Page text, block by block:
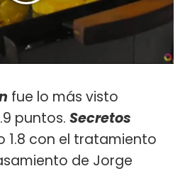
fue lo más visto
puntos. Secretos
1.8 con el tratamiento
de Jorge